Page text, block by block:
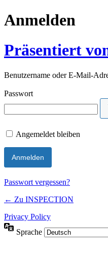
Anmelden
Präsentiert
Benutzername oder E-Mail-
Passwort
Angemeldet bleiben
Passwort vergessen?
← Zu INSPECTION
Privacy Policy
Sprache